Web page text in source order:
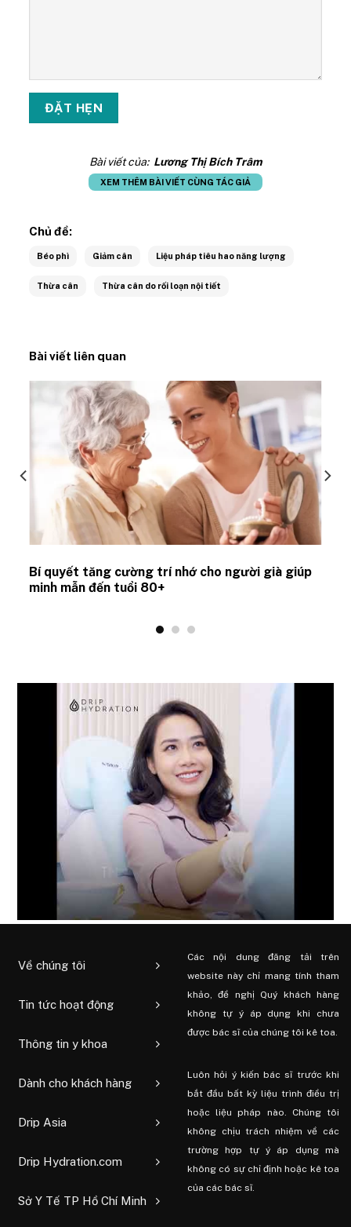
Bài viết của: Lương Thị Bích Trâm
XEM THÊM BÀI VIẾT CÙNG TÁC GIẢ
Chủ đề:
Béo phì Giảm cân Liệu pháp tiêu hao năng lượng
Thừa cân Thừa cân do rối loạn nội tiết
Bài viết liên quan
Bí quyết tăng cường trí nhớ cho người già giúp
minh mẫn đến tuổi 80+
Về chúng tôi
Tin tức hoạt động
Thông tin y khoa
Dành cho khách hàng
Drip Asia
Drip Hydration.com
Sở Y Tế TP Hồ Chí Minh
Các nội dung đăng tải trên
website này chỉ mang tính tham
khảo, đề nghị Quý khách hàng
không tự ý áp dụng khi chưa
được bác sĩ của chúng tôi kê toa.
Luôn hỏi ý kiến ​​bác sĩ trước khi
bắt đầu bất kỳ liệu trình điều trị
hoặc liệu pháp nào. Chúng tôi
không chịu trách nhiệm về các
trường hợp tự ý áp dụng mà
không có sự chỉ định hoặc kê toa
của các bác sĩ.